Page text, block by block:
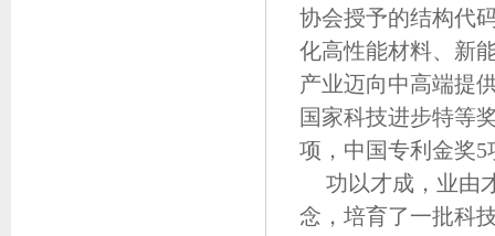
协会授予的结构代
化高性能材料、新
产业迈向中高端提
国家科技进步特等
项，中国专利金奖
功以才成，业由
念，培育了一批科